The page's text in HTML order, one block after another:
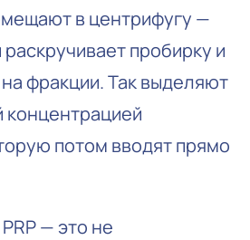
в центрифугу —
пробирку и
фракции. Так выделяют
концентрацией
потом вводят прямо
— это не